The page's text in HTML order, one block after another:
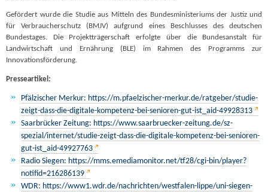
Gefördert wurde die Studie aus Mitteln des Bundesministeriums der Justiz und
für Verbraucherschutz (BMJV) aufgrund eines Beschlusses des deutschen
Bundestages. Die Projektträgerschaft erfolgte über die Bundesanstalt für
Landwirtschaft und Ernährung (BLE) im Rahmen des Programms zur
Innovationsförderung.
Presseartikel:
Pfälzischer Merkur: https://m.pfaelzischer-merkur.de/ratgeber/studie-
zeigt-dass-die-digitale-kompetenz-bei-senioren-gut-ist_aid-49928313
Saarbrücker Zeitung: https://www.saarbruecker-zeitung.de/sz-
spezial/internet/studie-zeigt-dass-die-digitale-kompetenz-bei-senioren-
gut-ist_aid-49927763
Radio Siegen: https://mms.emediamonitor.net/tf28/cgi-bin/player?
notifid=216286139
WDR: https://www1.wdr.de/nachrichten/westfalen-lippe/uni-siegen-